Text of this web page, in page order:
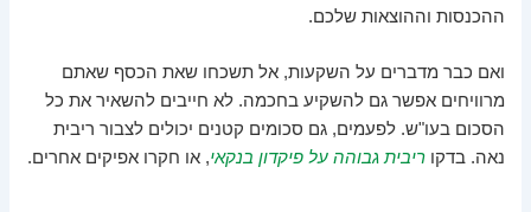
ההכנסות וההוצאות שלכם.
ואם כבר מדברים על השקעות, אל תשכחו שאת הכסף שאתם
מרוויחים אפשר גם להשקיע בחכמה. לא חייבים להשאיר את כל
הסכום בעו"ש. לפעמים, גם סכומים קטנים יכולים לצבור ריבית
נאה. בדקוריבית גבוהה על פיקדון בנקאי, או חקרו אפיקים אחרים.